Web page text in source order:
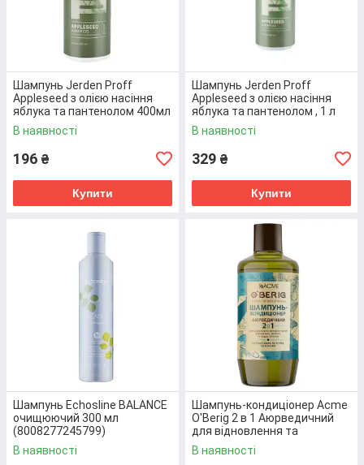
Усі позиції каталогу!
ПЕРЕВАГИ КОМПАНІЇ «E-MAG»
РІЗНОМАНІТНИЙ АСОРТИМЕНТ
У каталозі інтернет-магазину представлені
шампунідля сухого і фарбованого волоссяу
різноманітному асортименті, який постійно
оновлюється. Своїм покупцям ми пропонуємо
тільки оригінальні товари від виробників, що добре
зарекомендували себе на ринку.
Шампунь Jerden Proff
Appleseed з олією насіння
яблука та пантенолом 400мл
(4823085630247)
В наявності
196 ₴
Купити
Шампунь Jerden Proff
Appleseed з олією насіння
яблука та пантенолом , 1 л
(4823085630230)
В наявності
329 ₴
Купити
Шампунь Echosline BALANCE
очищюючий 300 мл
(8008277245799)
В наявності
Шампунь-кондиціонер Acme
O'Berig 2 в 1 Аюрведичний
для відновлення та
живлення волосся 500 мл
(4823115503589)
В наявності